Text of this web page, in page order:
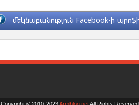
մեկնաբանություն Facebook-ի